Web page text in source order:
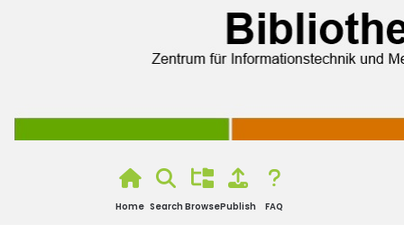
Home Search BrowsePublish FAQ